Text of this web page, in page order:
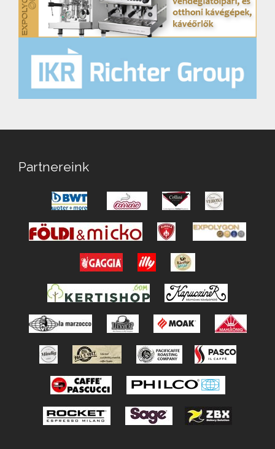
Partnereink